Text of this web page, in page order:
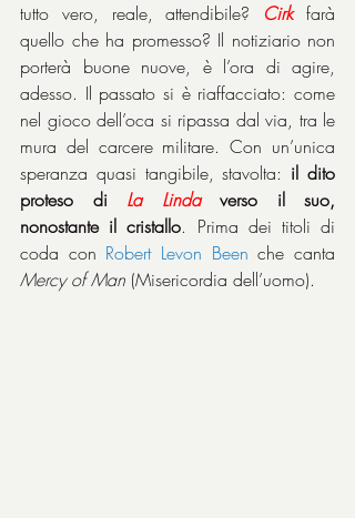
tutto vero, reale, attendibile? Cirk farà
quello che ha promesso? Il notiziario non
porterà buone nuove, è l’ora di agire,
adesso. Il passato si è riaffacciato: come
nel gioco dell’oca si ripassa dal via, tra le
mura del carcere militare. Con un’unica
speranza quasi tangibile, stavolta: il dito
proteso di La Linda verso il suo,
nonostante il cristallo. Prima dei titoli di
coda con Robert Levon Been
Mercy of Man (Misericordia dell’uomo).